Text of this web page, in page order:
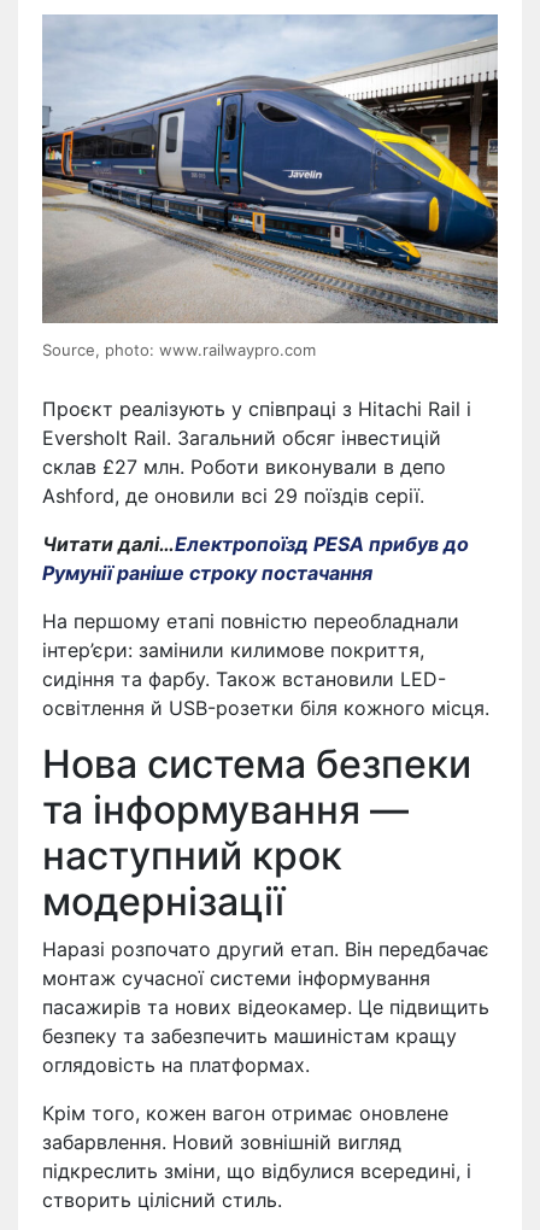
Source, photo: www.railwaypro.com
Проєкт реалізують у співпраці з Hitachi Rail і
Eversholt Rail. Загальний обсяг інвестицій
склав £27 млн. Роботи виконували в депо
Ashford, де оновили всі 29 поїздів серії.
Читати далі…Електропоїзд PESA прибув до
Румунії раніше строку постачання
На першому етапі повністю переобладнали
інтер’єри: замінили килимове покриття,
сидіння та фарбу. Також встановили LED-
освітлення й USB-розетки біля кожного місця.
Нова система безпеки
та інформування —
наступний крок
модернізації
Наразі розпочато другий етап. Він передбачає
монтаж сучасної системи інформування
пасажирів та нових відеокамер. Це підвищить
безпеку та забезпечить машиністам кращу
оглядовість на платформах.
Крім того, кожен вагон отримає оновлене
забарвлення. Новий зовнішній вигляд
підкреслить зміни, що відбулися всередині, і
створить цілісний стиль.